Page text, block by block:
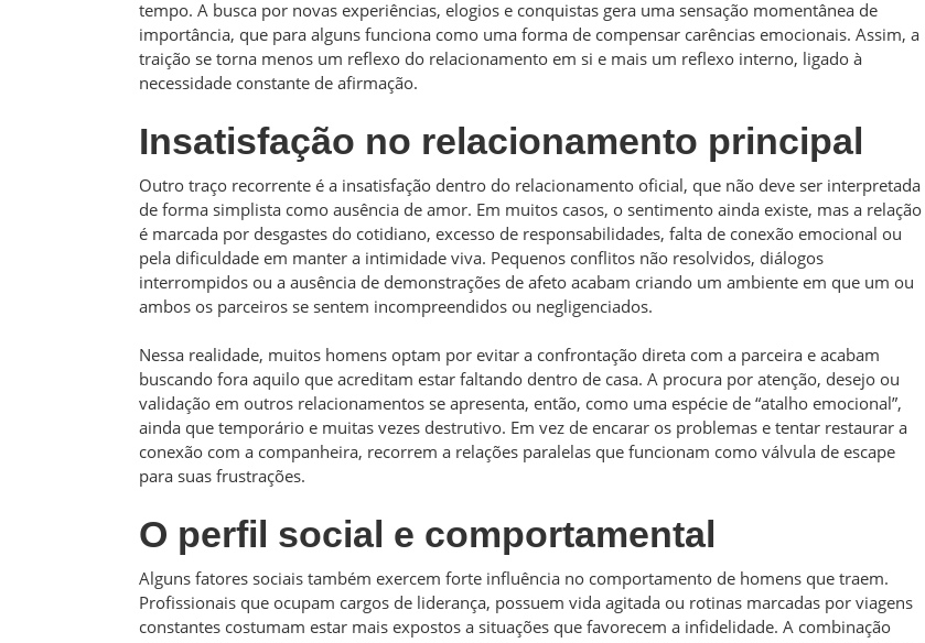
tempo. A busca por novas experiências, elogios e conquistas gera uma sensação momentânea de
importância, que para alguns funciona como uma forma de compensar carências emocionais. Assim, a
traição se torna menos um reflexo do relacionamento em si e mais um reflexo interno, ligado à
necessidade constante de afirmação.
Insatisfação no relacionamento principal
Outro traço recorrente é a insatisfação dentro do relacionamento oficial, que não deve ser interpretada
de forma simplista como ausência de amor. Em muitos casos, o sentimento ainda existe, mas a relação
é marcada por desgastes do cotidiano, excesso de responsabilidades, falta de conexão emocional ou
pela dificuldade em manter a intimidade viva. Pequenos conflitos não resolvidos, diálogos
interrompidos ou a ausência de demonstrações de afeto acabam criando um ambiente em que um ou
ambos os parceiros se sentem incompreendidos ou negligenciados.
Nessa realidade, muitos homens optam por evitar a confrontação direta com a parceira e acabam
buscando fora aquilo que acreditam estar faltando dentro de casa. A procura por atenção, desejo ou
validação em outros relacionamentos se apresenta, então, como uma espécie de “atalho emocional”,
ainda que temporário e muitas vezes destrutivo. Em vez de encarar os problemas e tentar restaurar a
conexão com a companheira, recorrem a relações paralelas que funcionam como válvula de escape
para suas frustrações.
O perfil social e comportamental
Alguns fatores sociais também exercem forte influência no comportamento de homens que traem.
Profissionais que ocupam cargos de liderança, possuem vida agitada ou rotinas marcadas por viagens
constantes costumam estar mais expostos a situações que favorecem a infidelidade. A combinação